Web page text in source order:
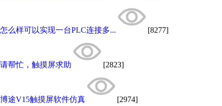
怎么样可以实现一台PLC连接多... [8277]
请帮忙，触摸屏求助 [2823]
博途V15触摸屏软件仿真 [2974]